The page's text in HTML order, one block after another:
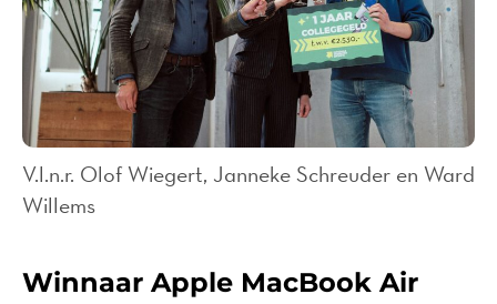
V.l.n.r. Olof Wiegert, Janneke Schreuder en Ward
Willems
Winnaar Apple MacBook Air